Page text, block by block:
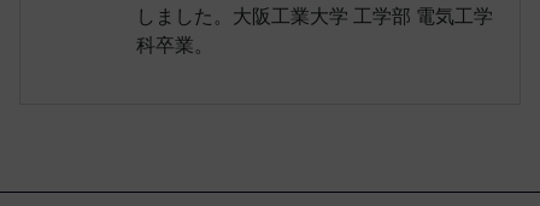
しました。大阪工業大学 工学部 電気工学
科卒業。